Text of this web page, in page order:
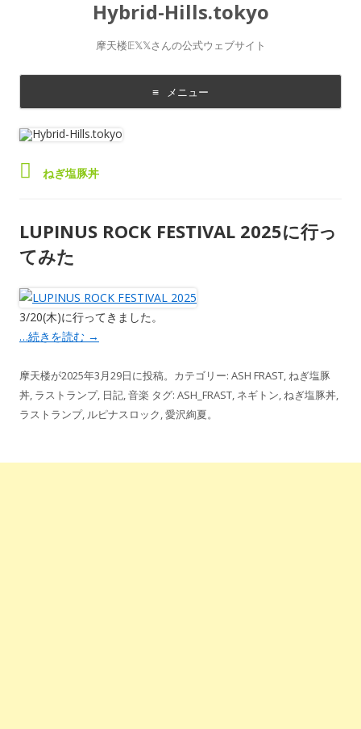
Hybrid-Hills.tokyo
摩天楼𝔼𝕏𝕏さんの公式ウェブサイト
メニュー
コ
ン
テ
ツ
移
ねぎ塩豚丼
LUPINUS ROCK FESTIVAL 2025に行っ
てみた
3/20(木)に行ってきました。
…続きを読む →
摩天楼が2025年3月29日に投稿。カテゴリー: ASH FRAST,ねぎ塩豚
丼, ラストランプ, 日記,音楽 タグ: ASH_FRAST, ネギトン,ねぎ塩豚丼,
ラストランプ, ルピナスロック,愛沢絢夏。